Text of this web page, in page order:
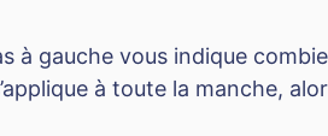
à gauche vous indique
à toute la manche,